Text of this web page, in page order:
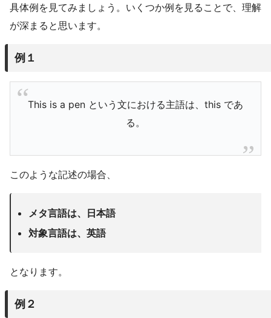
具体例を見てみましょう。いくつか例を見ることで、理解
が深まると思います。
例１
This is a pen という文における主語は、this であ
る。
このような記述の場合、
メタ言語は、日本語
対象言語は、英語
となります。
例２